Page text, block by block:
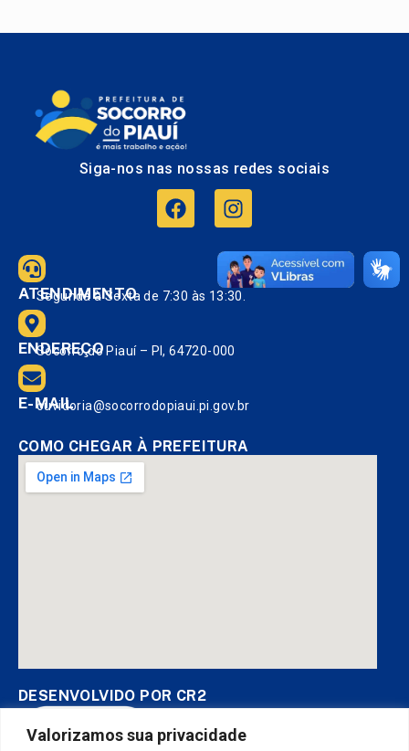
Valorizamos sua privacidade
Siga-nos nas nossas redes sociais
ATENDIMENTO
Segunda à Sexta de 7:30 às 13:30.
ENDEREÇO
Socorro do Piauí – PI, 64720-000
E-MAIL
ouvidoria@socorrodopiaui.pi.gov.br
COMO CHEGAR À PREFEITURA
DESENVOLVIDO POR CR2